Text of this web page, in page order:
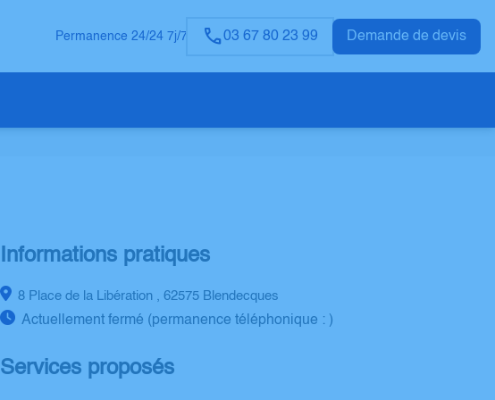
Permanence 24/24 7j/7 03 67 80 23 99 Demande de devis
Informations pratiques
8 Place de la Libération , 62575 Blendecques
Actuellement fermé (permanence téléphonique : )
Services proposés